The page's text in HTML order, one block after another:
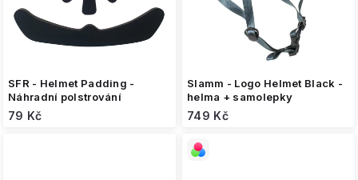
SFR - Helmet Padding -
Náhradní polstrování
79 Kč
Slamm - Logo Helmet Black -
helma + samolepky
749 Kč